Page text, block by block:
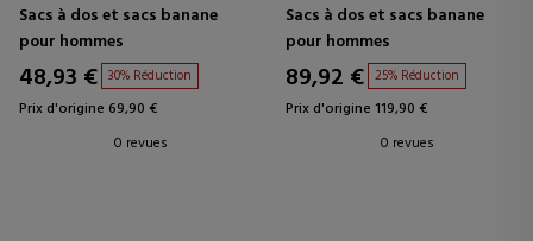
Sacs à dos et sacs banane
pour hommes
48,93 € 30% Réduction
Prix d'origine 69,90 €
0 revues
Sacs à dos et sacs banane
pour hommes
89,92 € 25% Réduction
Prix d'origine 119,90 €
0 revues